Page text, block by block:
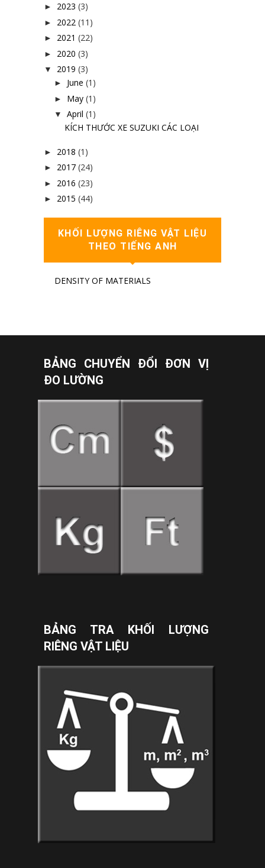
► 2023 (3)
► 2022 (11)
► 2021 (22)
► 2020 (3)
▼ 2019 (3)
► June (1)
► May (1)
▼ April (1)
KÍCH THƯỚC XE SUZUKI CÁC LOẠI
► 2018 (1)
► 2017 (24)
► 2016 (23)
► 2015 (44)
KHỐI LƯỢNG RIÊNG VẬT LIỆU
THEO TIẾNG ANH
DENSITY OF MATERIALS
BẢNG CHUYỂN ĐỔI ĐƠN VỊ
ĐO LƯỜNG
BẢNG TRA KHỐI LƯỢNG
RIÊNG VẬT LIỆU